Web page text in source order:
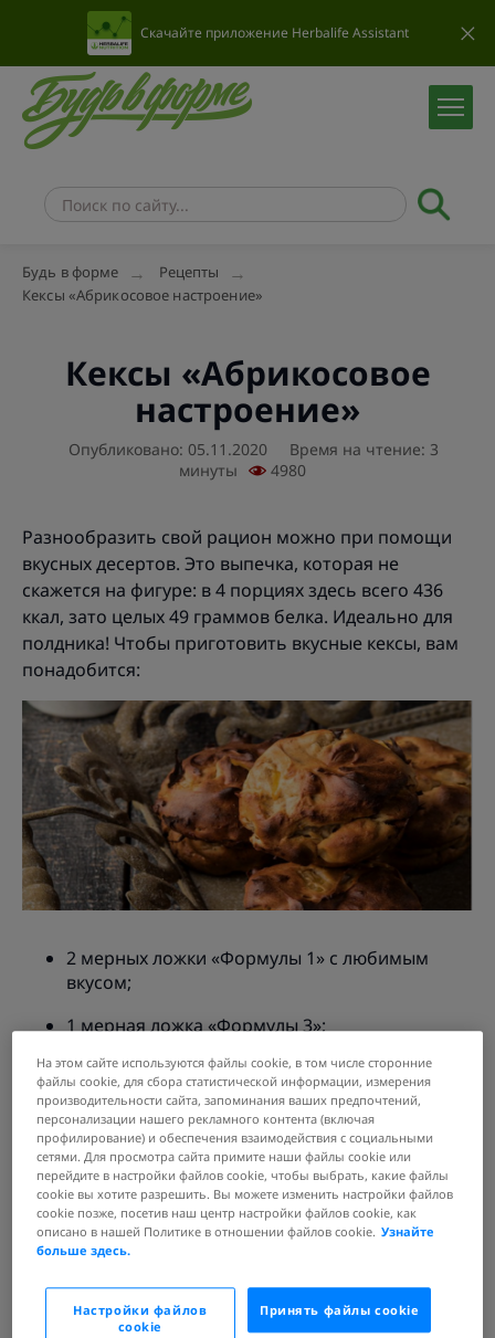
Скачайте приложение Herbalife Assistant
Будь в форме
Рецепты
Кексы «Абрикосовое настроение»
Кексы «Абрикосовое
настроение»
Опубликовано: 05.11.2020
Время на чтение: 3
минуты
4980
Разнообразить свой рацион можно при помощи
вкусных десертов. Это выпечка, которая не
скажется на фигуре: в 4 порциях здесь всего 436
ккал, зато целых 49 граммов белка. Идеально для
полдника! Чтобы приготовить вкусные кексы, вам
понадобится:
2 мерных ложки «Формулы 1» с любимым
вкусом;
1 мерная ложка «Формулы 3»;
1 мерная ложка овсяно-яблочного напитка;
1 куриное яйцо;
50 мл молока с жирностью 1,5 %;
100 г нежирного творога;
100 г абрикоса или кураги;
лимонная цедра, орешки, кокосовая стружка –
по желанию.
На этом сайте используются файлы cookie, в том числе сторонние
файлы cookie, для сбора статистической информации, измерения
производительности сайта, запоминания ваших предпочтений,
персонализации нашего рекламного контента (включая
профилирование) и обеспечения взаимодействия с социальными
сетями. Для просмотра сайта примите наши файлы cookie или
перейдите в настройки файлов cookie, чтобы выбрать, какие файлы
cookie вы хотите разрешить. Вы можете изменить настройки файлов
cookie позже, посетив наш центр настройки файлов cookie, как
описано в нашей Политике в отношении файлов cookie. Узнайте
больше здесь.
Принять файлы cookie
Настройки файлов
cookie